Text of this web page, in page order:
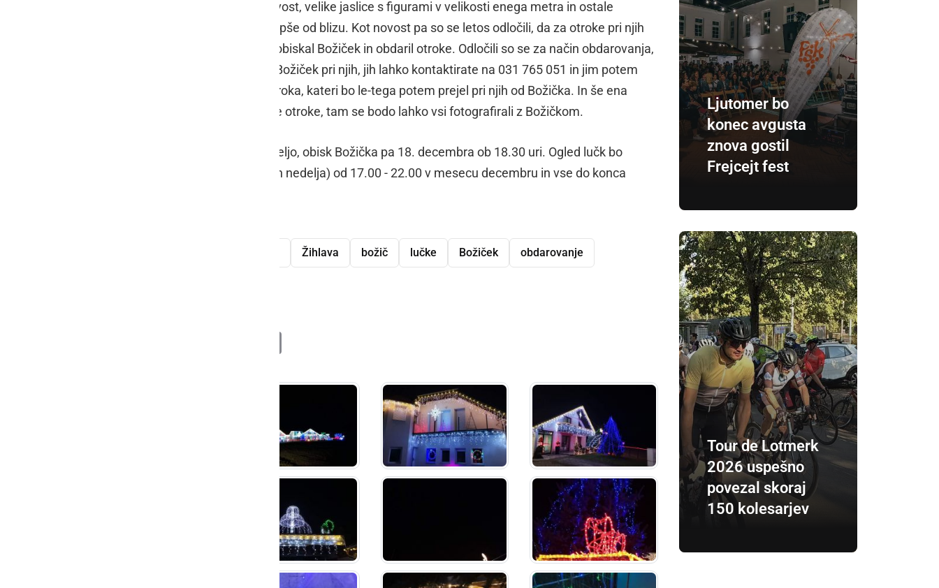
ob prihodu k njim. Lani so dodali novost, velike jaslice s figurami v velikosti enega metra in ostale
postavitve, ki se jih da ogledati najlepše od blizu. Kot novost pa so se letos odločili, da za otroke pri njih
organizirajo obdarovanje, saj jih bo obiskal Božiček in obdaril otroke. Odločili so se za način obdarovanja,
da če starši želijo, da otroka obdari Božiček pri njih, jih lahko kontaktirate na 031 765 051 in jim potem
starši dostavite darilo za svojega otroka, kateri bo le-tega potem prejel pri njih od Božička. In še ena
letošnja novost, ki bo razveselila vse otroke, tam se bodo lahko vsi fotografirali z Božičkom.
Prižig lučk bo na prvo adventno nedeljo, obisk Božička pa 18. decembra ob 18.30 uri. Ogled lučk bo
možen vsak vikend (petek, sobota in nedelja) od 17.00 - 22.00 v mesecu decembru in vse do konca
Žihlava božič lučke Božiček obdarovanje
PrintFriendly
Ljutomer bo
konec avgusta
znova gostil
Frejcejt fest
Tour de Lotmerk
2026 uspešno
povezal skoraj
150 kolesarjev